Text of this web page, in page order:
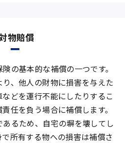
物賠償
の基本的な補償の一つです。
、他人の財物に損害を与えた
どを運行不能にしたりするこ
任を負う場合に補償します。
るため、自宅の塀を壊してし
所有する物への損害は補償さ